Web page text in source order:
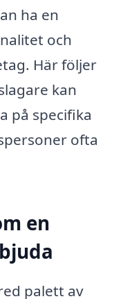
ha en
och
Här följer
kan
på specifika
ofta
en
palett av